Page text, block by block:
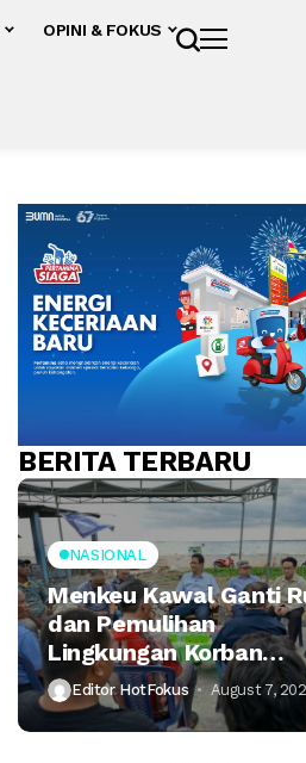
OPINI & FOKUS
BERITA TERBARU
NASIONAL
Menkeu Kawal Ganti
dan Pemulihan
Lingkungan Korban
Tumpahan Minyak
Montara
Editor HotFokus August 7,